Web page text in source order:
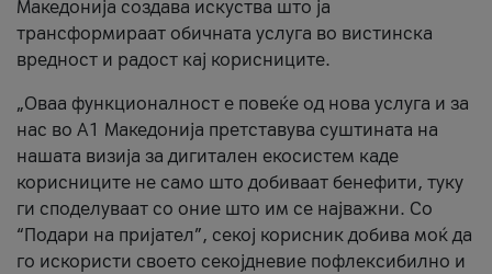
Македонија создава искуства што ја
трансформираат обичната услуга во вистинска
вредност и радост кај корисниците.
„Оваа функционалност е повеќе од нова услуга и за
нас во А1 Македонија претставува суштината на
нашата визија за дигитален екосистем каде
корисниците не само што добиваат бенефити, туку
ги споделуваат со оние што им се најважни. Со
“Подари на пријател”, секој корисник добива моќ да
го искористи своето секојдневие пофлексибилно и